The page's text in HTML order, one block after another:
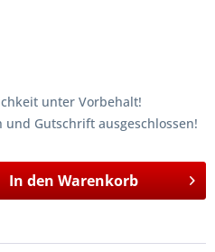
unter Vorbehalt!
Gutschrift ausgeschlossen!
In den Warenkorb